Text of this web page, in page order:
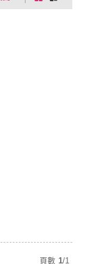
盤
列
頁數 1/1